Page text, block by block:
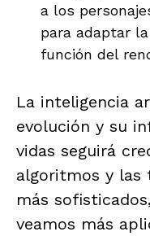
a los
para adaptar
función del
La inteligencia
evolución y su
vidas seguirá
algoritmos y las
más
veamos más